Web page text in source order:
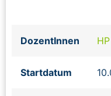
DozentInnen
Startdatum